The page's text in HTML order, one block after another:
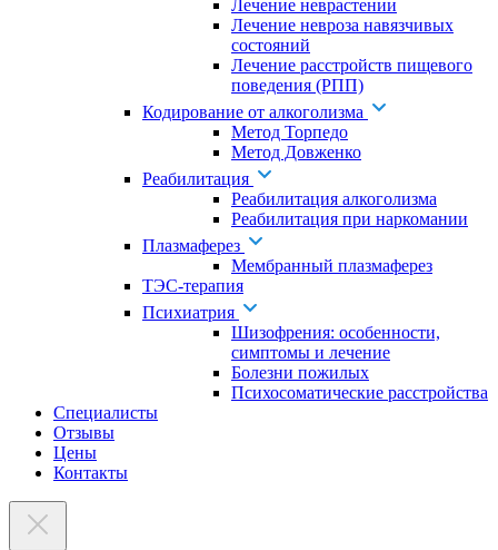
Лечение неврастении
Лечение невроза навязчивых
состояний
Лечение расстройств пищевого
поведения (РПП)
Кодирование от алкоголизма
Метод Торпедо
Метод Довженко
Реабилитация
Реабилитация алкоголизма
Реабилитация при наркомании
Плазмаферез
Мембранный плазмаферез
ТЭС-терапия
Психиатрия
Шизофрения: особенности,
симптомы и лечение
Болезни пожилых
Психосоматические расстройства
Специалисты
Отзывы
Цены
Контакты